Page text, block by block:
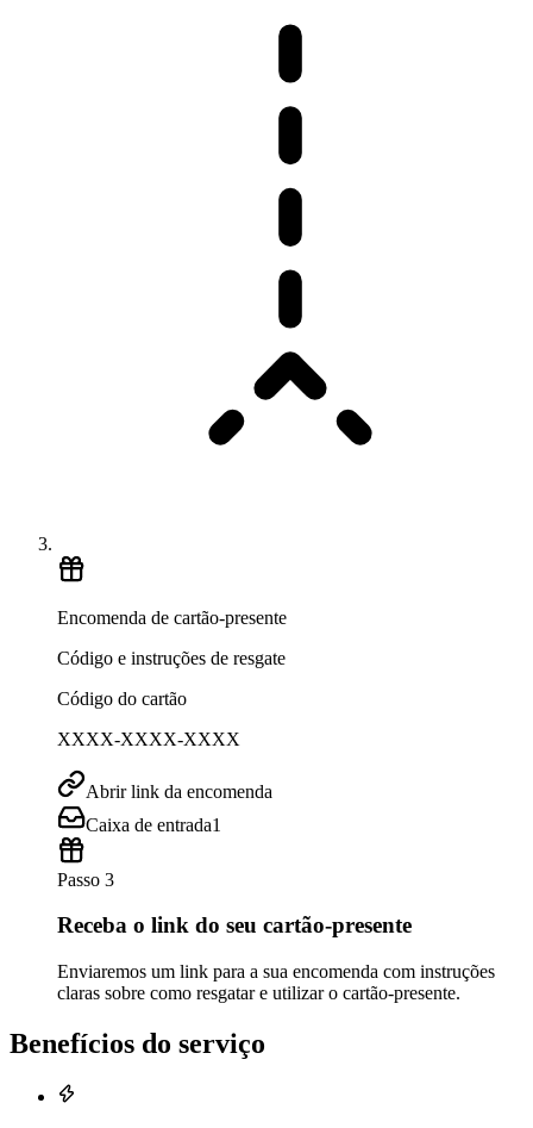
Encomenda de cartão-presente
Código e instruções de resgate
Código do cartão
XXXX-XXXX-XXXX
Abrir link da encomenda
Caixa de entrada1
Passo 3
Receba o link do seu cartão-presente
Enviaremos um link para a sua encomenda com instruções
claras sobre como resgatar e utilizar o cartão-presente.
Benefícios do serviço